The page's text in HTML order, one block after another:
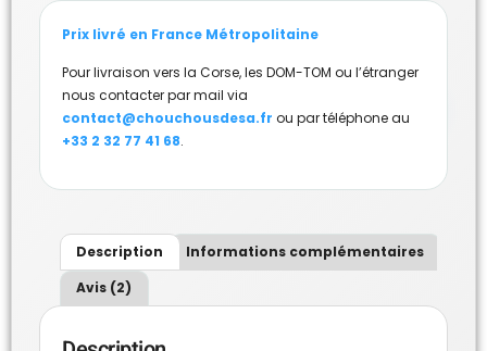
Prix livré en France Métropolitaine
Pour livraison vers la Corse, les DOM-TOM ou l’étranger
nous contacter par mail via
contact@chouchousdesa.fr ou par téléphone au
+33 2 32 77 41 68.
Description
Informations complémentaires
Avis (2)